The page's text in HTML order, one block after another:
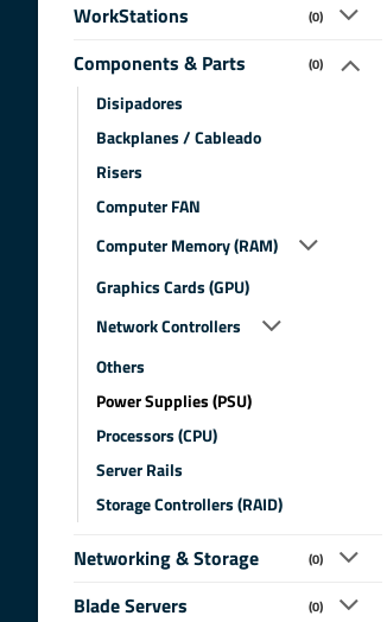
WorkStations (0)
Components & Parts (0)
Disipadores
Backplanes / Cableado
Risers
Computer FAN
Computer Memory (RAM)
Graphics Cards (GPU)
Network Controllers
Others
Power Supplies (PSU)
Processors (CPU)
Server Rails
Storage Controllers (RAID)
Networking & Storage (0)
Blade Servers (0)